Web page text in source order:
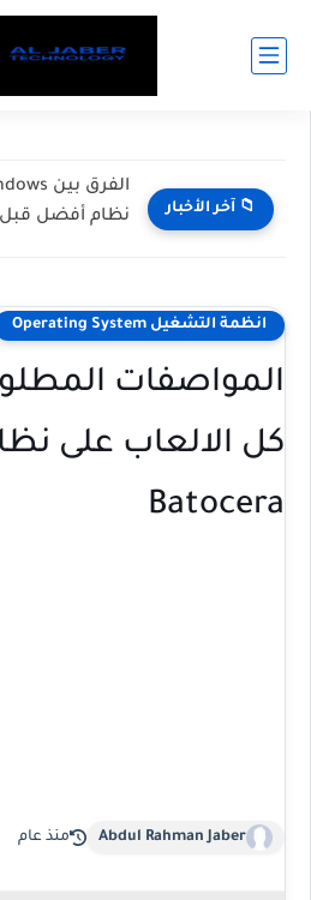
📁 آخر الأخبار
نظام أفضل
انظمة التشغيل Operating System
المواصفات
كل الالعاب على
Batocera
Abdul Rahman Jaber منذ عام